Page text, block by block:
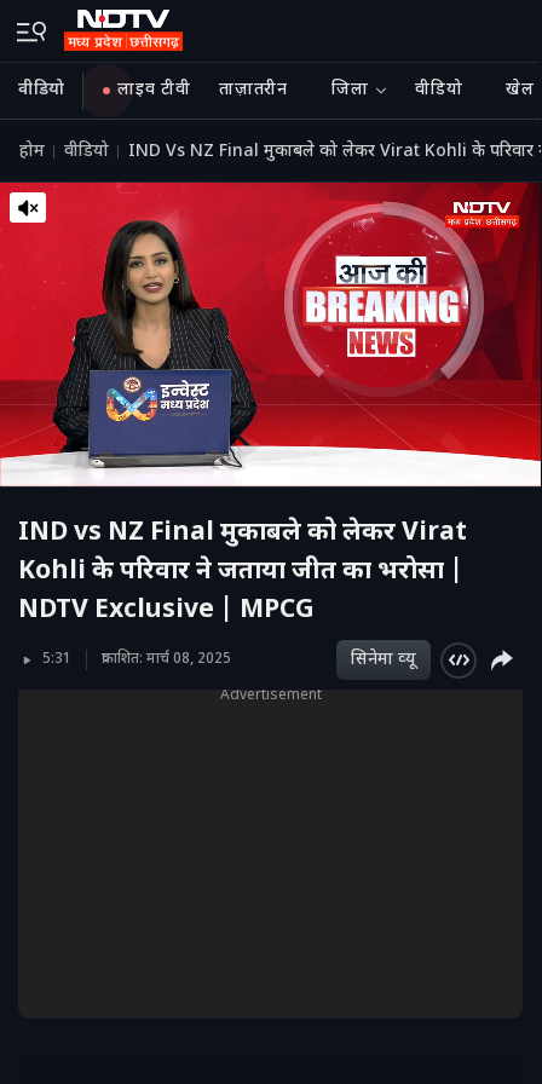
वीडियो लाइव टीवी ताज़ातरीन जिला वीडियो खेल
होम वीडियो IND Vs NZ Final मुकाबले को लेकर Virat Kohli के परिवार
IND vs NZ Final मुकाबले को लेकर Virat
Kohli के परिवार ने जताया जीत का भरोसा |
NDTV Exclusive | MPCG
5:31 प्रकाशित: मार्च 08, 2025 सिनेमा व्‍यू
Advertisement